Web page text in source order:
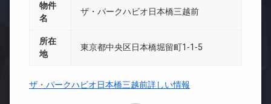
物件
名
ザ・パークハビオ日本橋三越前
所在
地
東京都中央区日本橋堀留町1-1-5
ザ・パークハビオ日本橋三越前詳しい情報